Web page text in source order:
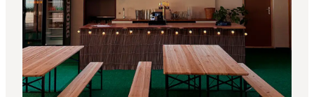
Overnatning
Book lokale oplevelser